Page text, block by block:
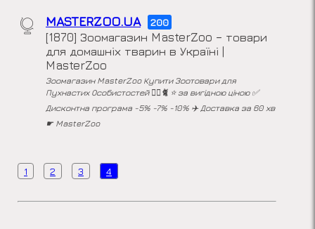
MASTERZOO.UA 200
[1870] Зоомагазин MasterZoo – товари
для домашніх тварин в Україні |
MasterZoo
Зоомагазин MasterZoo Купити Зоотовари для
Пухнастих Особистостей 🐕‍🦺🐈 ⭐️ за вигідною ціною ✅
Дисконтна програма -5% -7% -10% ✈️ Доставка за 60 хв
☛ MasterZoo
1 2 3 4